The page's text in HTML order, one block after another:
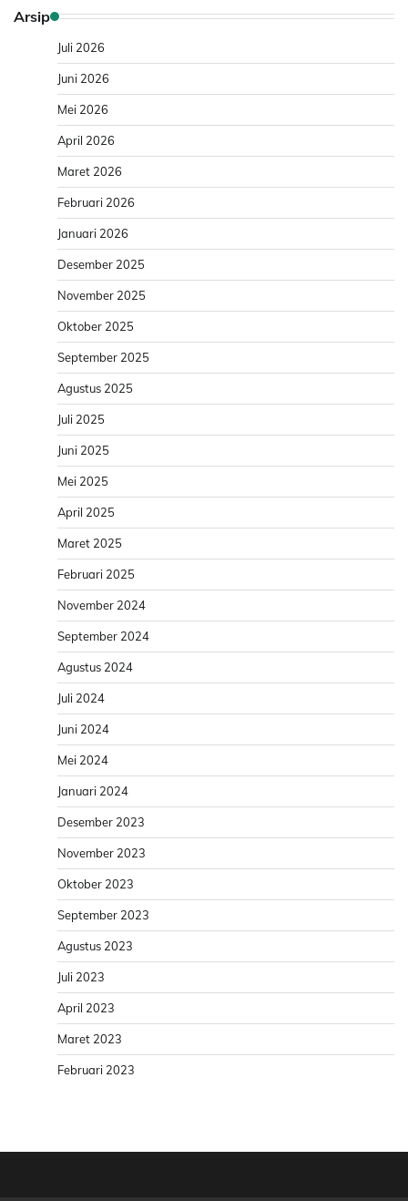
Arsip
Juli 2026
Juni 2026
Mei 2026
April 2026
Maret 2026
Februari 2026
Januari 2026
Desember 2025
November 2025
Oktober 2025
September 2025
Agustus 2025
Juli 2025
Juni 2025
Mei 2025
April 2025
Maret 2025
Februari 2025
November 2024
September 2024
Agustus 2024
Juli 2024
Juni 2024
Mei 2024
Januari 2024
Desember 2023
November 2023
Oktober 2023
September 2023
Agustus 2023
Juli 2023
April 2023
Maret 2023
Februari 2023